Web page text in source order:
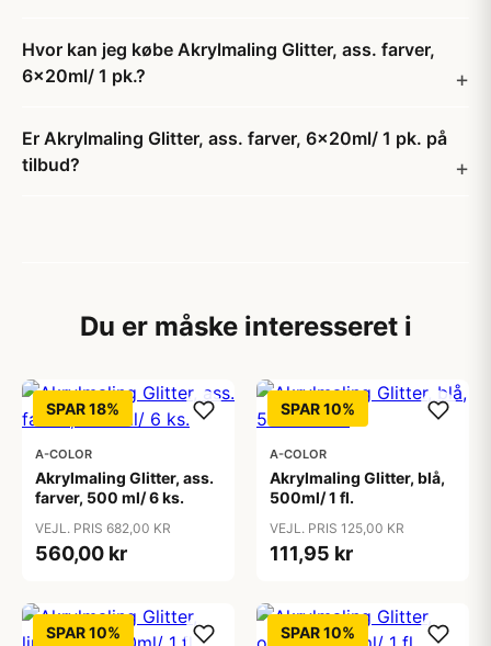
Hvor kan jeg købe Akrylmaling Glitter, ass. farver,
6x20ml/ 1 pk.?
Er Akrylmaling Glitter, ass. farver, 6x20ml/ 1 pk. på
tilbud?
Du er måske interesseret i
SPAR 18%
A-COLOR
Akrylmaling Glitter, ass.
farver, 500 ml/ 6 ks.
VEJL. PRIS 682,00 KR
560,00 kr
SPAR 10%
A-COLOR
Akrylmaling Glitter, blå,
500ml/ 1 fl.
VEJL. PRIS 125,00 KR
111,95 kr
SPAR 10% SPAR 10%